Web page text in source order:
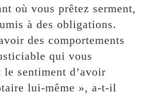
où vous prêtez serment,
à des obligations.
des comportements
qui vous
le sentiment d’avoir
lui-même », a-t-il